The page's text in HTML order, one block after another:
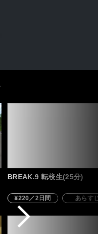
BREAK.9 転校生(25分)
¥220／2日間 あらす